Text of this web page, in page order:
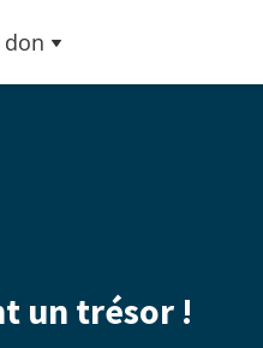
don
un trésor !